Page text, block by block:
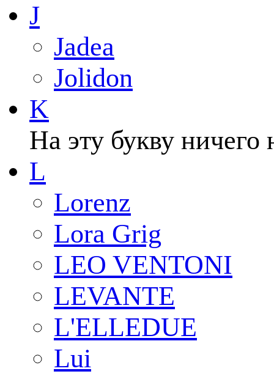
J
Jadea
Jolidon
K
На эту букву ничего
L
Lorenz
Lora Grig
LEO VENTONI
LEVANTE
L'ELLEDUE
Lui